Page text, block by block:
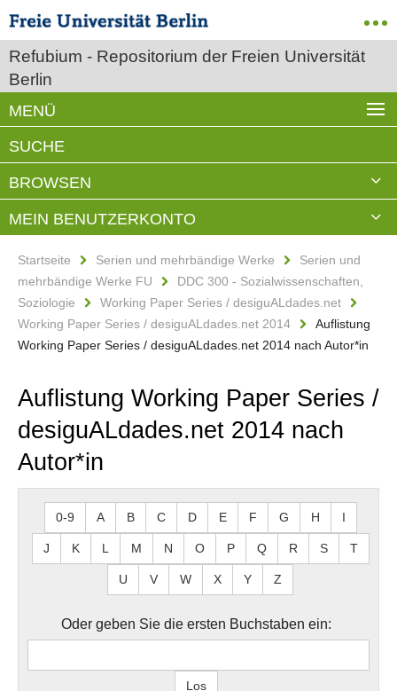
Refubium - Repositorium der Freien Universität
Berlin
MENÜ
SUCHE
BROWSEN
MEIN BENUTZERKONTO
Startseite Serien und mehrbändige Werke
Serien und
mehrbändige Werke FU
DDC 300 - Sozialwissenschaften,
Soziologie
Working Paper Series / desiguALdades.net
Working Paper Series / desiguALdades.net 2014
Auflistung
Working Paper Series / desiguALdades.net 2014 nach Autor*in
Auflistung Working Paper Series /
desiguALdades.net 2014 nach
Autor*in
0-9 A B C D E F G H I
J K L M N O P Q R S T
U V W X Y Z
Oder geben Sie die ersten Buchstaben ein: